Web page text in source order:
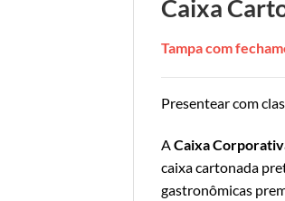
Caixa
Tampa com
Presentear com
ACaixa
caixa cartonada
gastronômicas